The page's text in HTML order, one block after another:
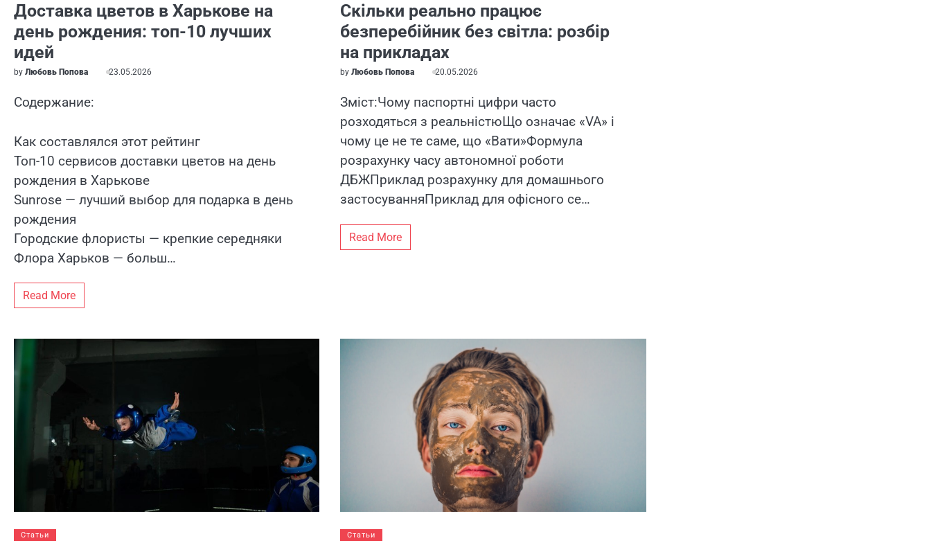
Доставка цветов в Харькове на
день рождения: топ-10 лучших
идей
by Любовь Попова 23.05.2026
Содержание:
Как составлялся этот рейтинг
Топ-10 сервисов доставки цветов на день
рождения в Харькове
Sunrose — лучший выбор для подарка в день
рождения
Городские флористы — крепкие середняки
Флора Харьков — больш…
Read More
Скільки реально працює
безперебійник без світла: розбір
на прикладах
byЛюбовь Попова 20.05.2026
Зміст:Чому паспортні цифри часто
розходяться з реальністюЩо означає «VA» і
чому це не те саме, що «Вати»Формула
розрахунку часу автономної роботи
ДБЖПриклад розрахунку для домашнього
застосуванняПриклад для офісного се…
Read More
Статьи Статьи